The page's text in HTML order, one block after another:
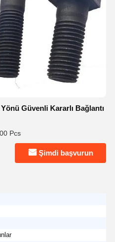
Güvenli Kararlı Bağlantı
Pcs
Şimdi başvurun